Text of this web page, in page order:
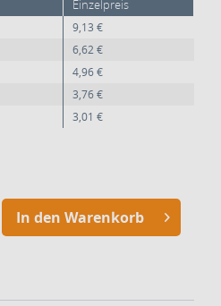
Einzelpreis
9,13 €
6,62 €
4,96 €
3,76 €
3,01 €
In den Warenkorb